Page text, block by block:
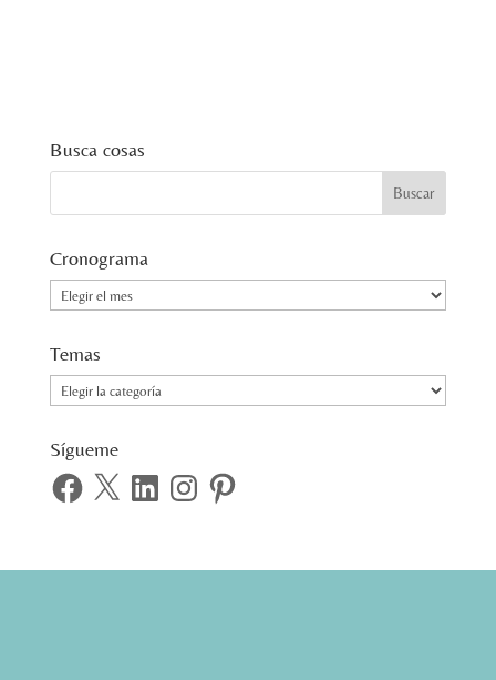
Busca cosas
Cronograma
Cronograma
Temas
Temas
Sígueme
Facebook
X LinkedInInstagramPinterest